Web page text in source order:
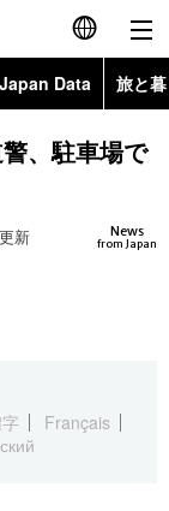
English
简体字
Русский
Japan Data 旅と
Topics
、駐車場で
News
from Japan
更新
Français